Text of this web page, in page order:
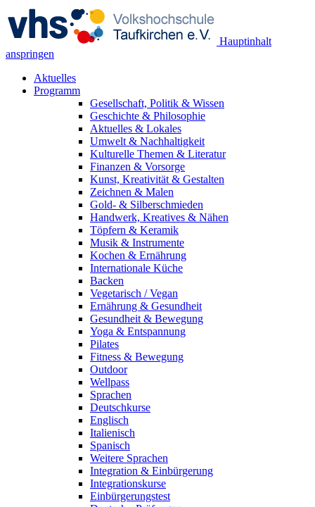
Hauptinhalt
anspringen
Aktuelles
Programm
Gesellschaft, Politik & Wissen
Geschichte & Philosophie
Aktuelles & Lokales
Umwelt & Nachhaltigkeit
Kulturelle Themen & Literatur
Finanzen & Vorsorge
Kunst, Kreativität & Gestalten
Zeichnen & Malen
Gold- & Silberschmieden
Handwerk, Kreatives & Nähen
Töpfern & Keramik
Musik & Instrumente
Kochen & Ernährung
Internationale Küche
Backen
Vegetarisch / Vegan
Ernährung & Gesundheit
Gesundheit & Bewegung
Yoga & Entspannung
Pilates
Fitness & Bewegung
Outdoor
Wellpass
Sprachen
Deutschkurse
Englisch
Italienisch
Spanisch
Weitere Sprachen
Integration & Einbürgerung
Integrationskurse
Einbürgerungstest